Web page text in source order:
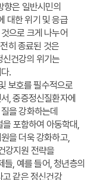
은 일반시민의
대한 위기 및 응급
으로 크게 나누어
히 종료된 것은
신건강의 위기는
.
보호를 필수적으로
, 중증정신질환자에
을 강화하는데
포함하여 아동학대,
을 더욱 강화하고,
강지원 전략을
, 예를 들어, 청년층의
고 같은 정신건강